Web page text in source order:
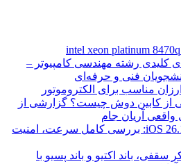
کلیدی رشته مهندسی کامپیوتر –
فنی و حرفه‌ای
مناسب برای الکتروموتور
از کابین دوش چیست؟ گزارشی از
آریان جام
مقایسه اندروید 16 و iOS 26.1: بررسی کامل سرعت، امنیت
باند اکتیو و باند پسیو با